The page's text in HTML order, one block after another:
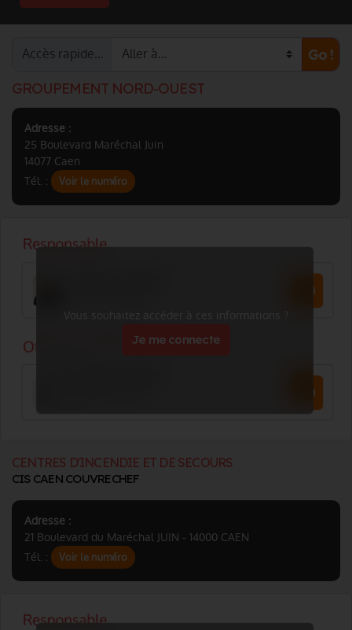
Accès rapide… Go !
GROUPEMENT NORD-OUEST
Adresse :
25 Boulevard Maréchal Juin
14077 Caen
Tél. :
Voir le numéro
Vous souhaitez accéder à ces informations ?
Je me connecte
CENTRES D'INCENDIE ET DE SECOURS
CIS CAEN COUVRECHEF
Adresse :
21 Boulevard du Maréchal JUIN - 14000 CAEN
Tél. :
Voir le numéro